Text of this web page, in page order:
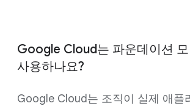
Google Cloud는 파운데이션
사용하나요?
Google Cloud는 조직이 실제 애플